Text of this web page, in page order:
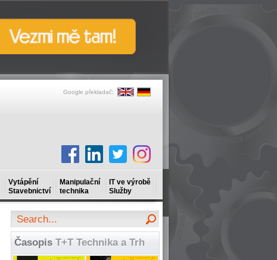
Google překladač:
Vytápění
Stavebnictví
Manipulační
technika
IT ve výrobě
Služby
Časopis T+T Technika a Trh